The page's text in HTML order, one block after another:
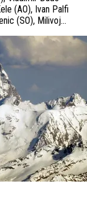
(AO), Ivan Palfi
(SO), Milivoj...